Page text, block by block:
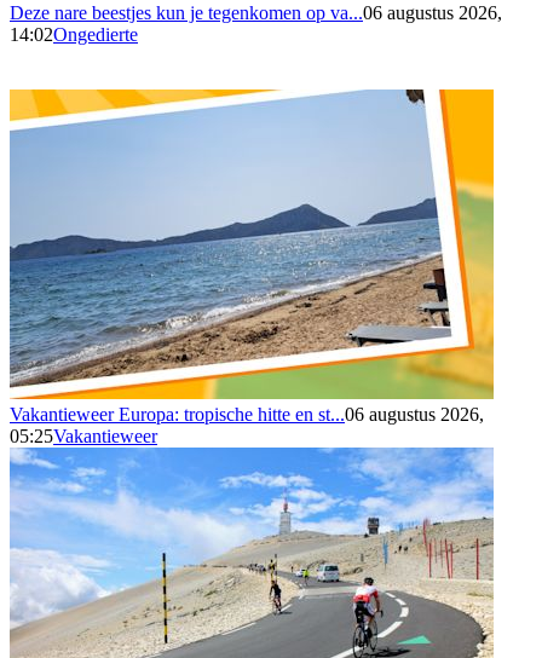
Deze nare beestjes kun je tegenkomen op va...06 augustus 2026,
14:02Ongedierte
Vakantieweer Europa: tropische hitte en st...06 augustus 2026,
05:25Vakantieweer